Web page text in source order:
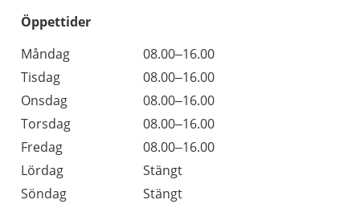
Öppettider
Dag
Öppettider
Kommentarer
Måndag
08.00–16.00
Tisdag
08.00–16.00
Onsdag
08.00–16.00
Torsdag
08.00–16.00
Fredag
08.00–16.00
Lördag
Stängt
Söndag
Stängt